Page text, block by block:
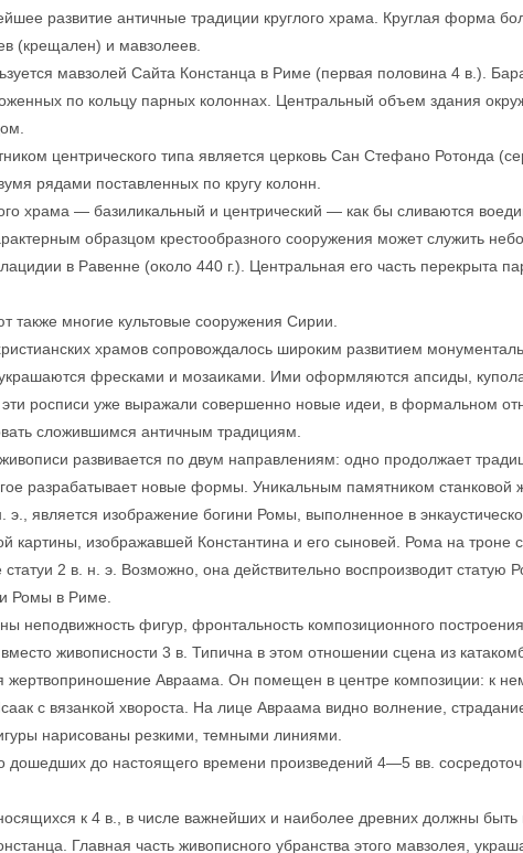
развитие античные традиции круглого храма. Круглая форма
(крещален) и мавзолеев.
мавзолей Сайта Констанца в Риме (первая половина 4 в.).
по кольцу парных колоннах. Центральный объем здания
центрического типа является церковь Сан Стефано Ротонда
рядами поставленных по кругу колонн.
храма — базиликальный и центрический — как бы сливаются
образцом крестообразного сооружения может служить
в Равенне (около 440 г.). Центральная его часть перекрыта
также многие культовые сооружения Сирии.
храмов сопровождалось широким развитием
фресками и мозаиками. Ими оформляются апсиды,
эти росписи уже выражали совершенно новые идеи, в формальном
сложившимся античным традициям.
развивается по двум направлениям: одно продолжает
разрабатывает новые формы. Уникальным памятником станковой
является изображение богини Ромы, выполненное в
картины, изображавшей Константина и его сыновей. Рома на троне
2 в. н. э. Возможно, она действительно воспроизводит статую
Ромы в Риме.
неподвижность фигур, фронтальность композиционного построения,
живописности 3 в. Типична в этом отношении сцена из
Авраама. Он помещен в центре композиции: к
с вязанкой хвороста. На лице Авраама видно волнение,
нарисованы резкими, темными линиями.
до настоящего времени произведений 4—5 вв.
к 4 в., в числе важнейших и наиболее древних должны быть
Главная часть живописного убранства этого мавзолея,